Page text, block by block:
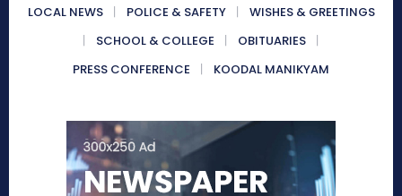
LOCAL NEWS POLICE & SAFETY
WISHES & GREETINGS
SCHOOL & COLLEGE
OBITUARIES
PRESS CONFERENCE
KOODAL MANIKYAM